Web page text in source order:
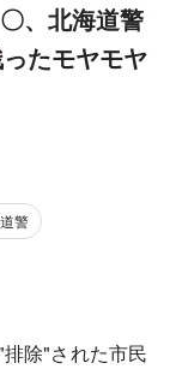
、北海道警
たモヤモヤ
警
除"された市民